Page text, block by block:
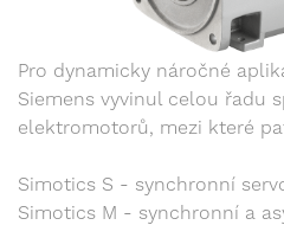
Pro dynamicky náročné
Siemens vyvinul celou řadu
elektromotorů, mezi které
Simotics S - synchronní
Simotics M - synchronní a